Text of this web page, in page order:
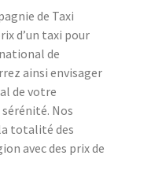
de Taxi
d’un taxi pour
de
ainsi envisager
de votre
Nos
totalité des
avec des prix de